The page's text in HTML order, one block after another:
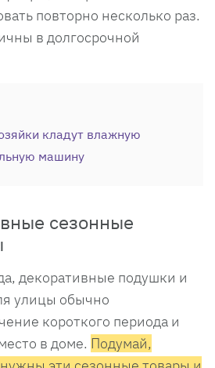
повторно несколько раз.
в долгосрочной
кладут влажную
машину
сезонные
декоративные подушки и
улицы обычно
короткого периода и
в доме. Подумай,